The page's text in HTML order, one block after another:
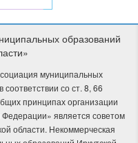
образований
муниципальных
со ст. 8, 66
принципах организации
является советом
области. Некоммерческая